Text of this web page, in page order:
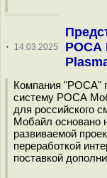
· 14.03.2025
РОСА
Компания "РОСА"
систему РОСА
для
Мобайл основано
развиваемой
переработкой
поставкой